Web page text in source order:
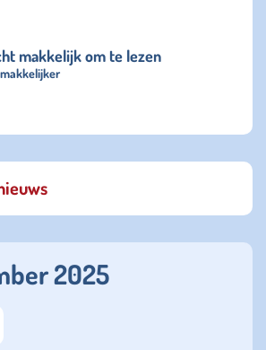
makkelijk om te lezen
2025